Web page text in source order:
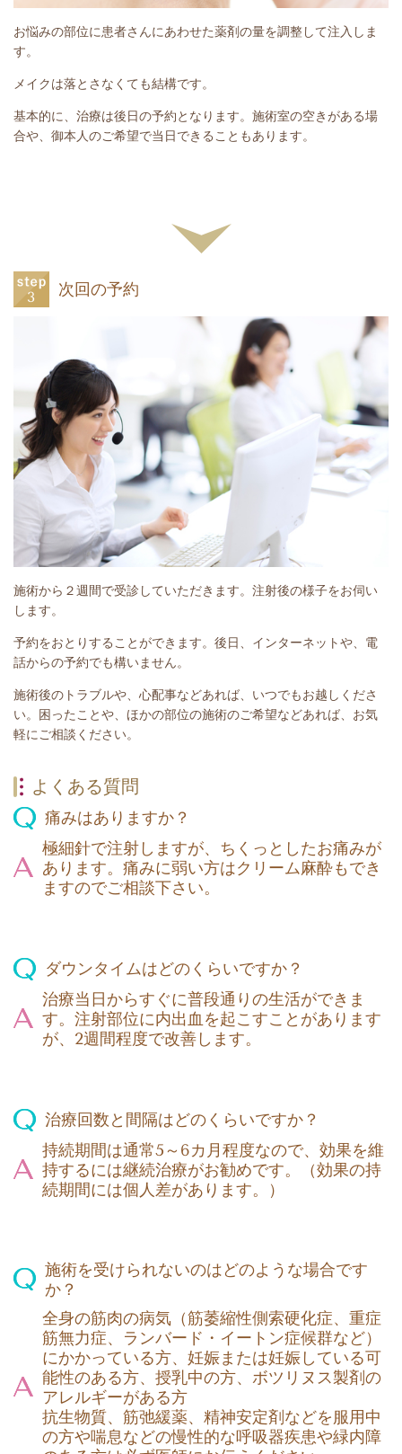
お悩みの部位に患者さんにあわせた薬剤の量を調整して注入しま
す。
メイクは落とさなくても結構です。
基本的に、治療は後日の予約となります。施術室の空きがある場
合や、御本人のご希望で当日できることもあります。
次回の予約
施術から２週間で受診していただきます。注射後の様子をお伺い
します。
予約をおとりすることができます。後日、インターネットや、電
話からの予約でも構いません。
施術後のトラブルや、心配事などあれば、いつでもお越しくださ
い。困ったことや、ほかの部位の施術のご希望などあれば、お気
軽にご相談ください。
よくある質問
痛みはありますか？
極細針で注射しますが、ちくっとしたお痛みが
あります。痛みに弱い方はクリーム麻酔もでき
ますのでご相談下さい。
ダウンタイムはどのくらいですか？
治療当日からすぐに普段通りの生活ができま
す。注射部位に内出血を起こすことがあります
が、2週間程度で改善します。
治療回数と間隔はどのくらいですか？
持続期間は通常5～6カ月程度なので、効果を維
持するには継続治療がお勧めです。（効果の持
続期間には個人差があります。）
施術を受けられないのはどのような場合です
か？
全身の筋肉の病気（筋萎縮性側索硬化症、重症
筋無力症、ランバード・イートン症候群など）
にかかっている方、妊娠または妊娠している可
能性のある方、授乳中の方、ボツリヌス製剤の
アレルギーがある方
抗生物質、筋弛緩薬、精神安定剤などを服用中
の方や喘息などの慢性的な呼吸器疾患や緑内障